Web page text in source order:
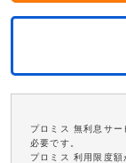
プロミス 無利息サ
必要です。
プロミス 利用限度